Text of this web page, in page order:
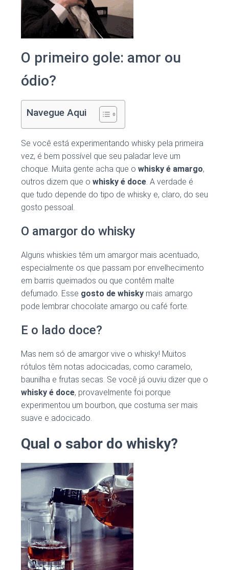
O primeiro gole: amor ou
ódio?
Navegue Aqui
Se você está experimentando whisky pela primeira
vez, é bem possível que seu paladar leve um
choque. Muita gente acha que o whisky é amargo,
outros dizem que o whisky é doce. A verdade é
que tudo depende do tipo de whisky e, claro, do seu
gosto pessoal.
O amargor do whisky
Alguns whiskies têm um amargor mais acentuado,
especialmente os que passam por envelhecimento
em barris queimados ou que contêm malte
defumado. Esse gosto de whisky mais amargo
pode lembrar chocolate amargo ou café forte.
E o lado doce?
Mas nem só de amargor vive o whisky! Muitos
rótulos têm notas adocicadas, como caramelo,
baunilha e frutas secas. Se você já ouviu dizer que o
whisky é doce, provavelmente foi porque
experimentou um bourbon, que costuma ser mais
suave e adocicado.
Qual o sabor do whisky?